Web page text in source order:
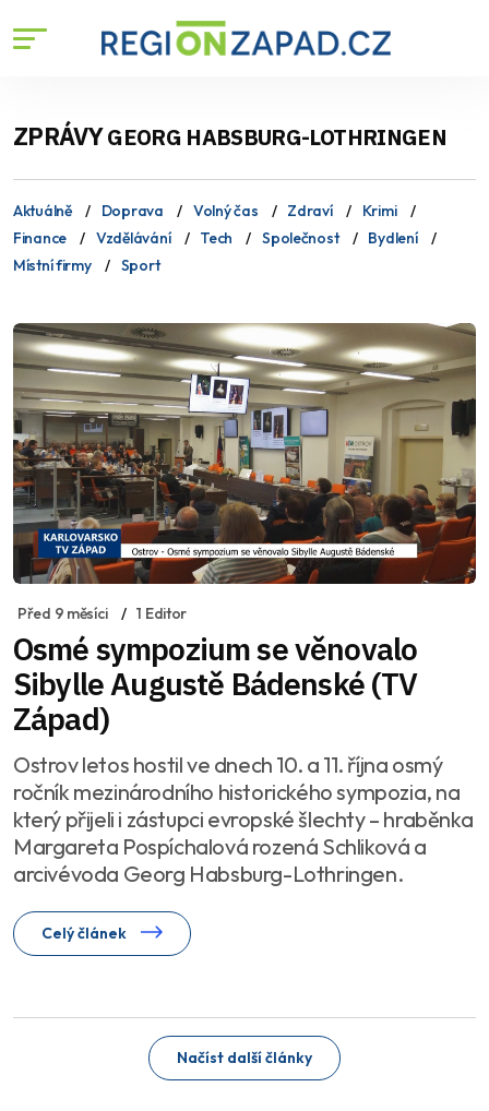
ZPRÁVYGEORG HABSBURG-LOTHRINGEN
Aktuálně Doprava Volný čas Zdraví
Krimi
Finance
Vzdělávání Tech Společnost
Bydlení
Místní firmy
Sport
Před 9 měsíci 1 Editor
Osmé sympozium se věnovalo
Sibylle Augustě Bádenské (TV
Západ)
Ostrov letos hostil ve dnech 10. a 11. října osmý
ročník mezinárodního historického sympozia, na
který přijeli i zástupci evropské šlechty – hraběnka
Margareta Pospíchalová rozená Schliková a
arcivévoda Georg Habsburg-Lothringen.
Celý článek
Načíst další články